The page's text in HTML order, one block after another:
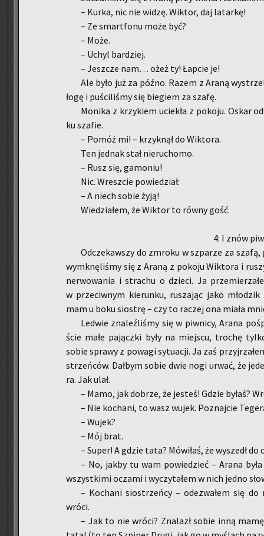
– Kurka, nic nie widzę. Wik­tor, daj la­tar­kę!
– Ze smart­fo­nu może być?
– Może.
– Uchyl bar­dziej.
– Jesz­cze nam… ożeż ty! Łap­cie je!
Ale było już za późno. Razem z Araną
ło­gę i pu­ści­li­śmy się bie­giem za szafę.
Mo­ni­ka z krzy­kiem ucie­kła z po­ko­ju. Oskar
ku sza­fie.
– Pomóż mi! – krzyk­nął do Wik­to­ra.
Ten jed­nak stał nie­ru­cho­mo.
– Rusz się, ga­mo­niu!
Nic. Wresz­cie po­wie­dział:
– A niech sobie żyją!
Wie­dzia­łem, że Wik­tor to równy gość.
4: I znów
Od­cze­kaw­szy do zmro­ku w szpa­rze za
wy­mknę­li­śmy się z Araną z po­ko­ju Wik­to­ra i
ner­wo­wa­nia i stra­chu o dzie­ci. Ja
w prze­ciw­nym kie­run­ku, ru­sza­jąc jako
mam u boku sio­strę – czy to ra­czej ona miała
Le­d­wie zna­leź­li­śmy się w piw­ni­cy, Arana
ście małe pa­jącz­ki były na miej­scu, tro­chę
sobie spra­wy z po­wa­gi sy­tu­acji. Ja zaś
strzeń­ców. Dał­bym sobie dwie nogi urwać, że
ra. Jak ulał.
– Mamo, jak do­brze, że je­steś! Gdzie byłaś?
– Nie ko­cha­ni, to wasz wujek. Po­znaj­cie
– Wujek?
– Mój brat.
– Super! A gdzie tata? Mó­wi­łaś, że wy­szedł
– No, jakby tu wam po­wie­dzieć – Arana
wszyst­ki­mi ocza­mi i wy­czy­ta­łem w nich jedno
– Ko­cha­ni sio­strzeń­cy – ode­zwa­łem się
wróci.
– Jak to nie wróci? Zna­lazł sobie inną